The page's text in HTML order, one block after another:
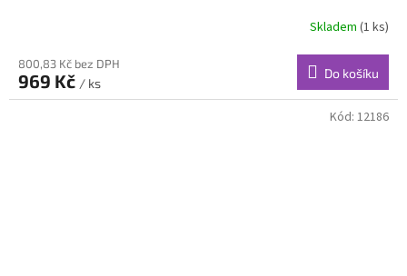
Skladem (1 ks)
800,83 Kč bez DPH
969 Kč / ks
Do košíku
Kód: 12186